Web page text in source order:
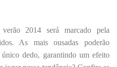
2014 será marcado pela
As mais ousadas poderão
dedo, garantindo um efeito